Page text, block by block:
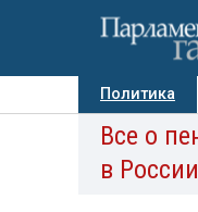
Политика
Авторы
Все о
в России